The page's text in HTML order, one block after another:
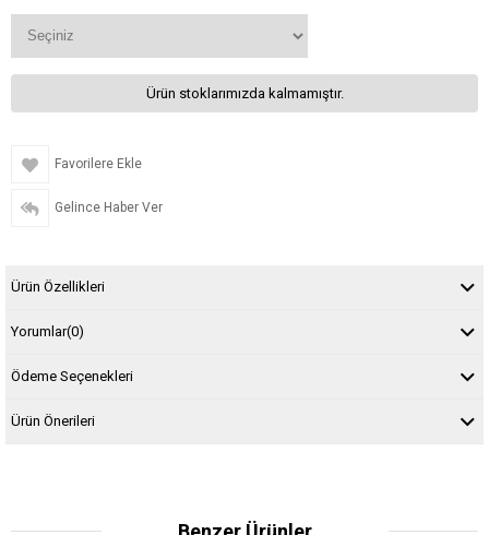
Ürün stoklarımızda kalmamıştır.
Favorilere Ekle
Gelince Haber Ver
Ürün Özellikleri
Yorumlar(0)
Ödeme Seçenekleri
Ürün Önerileri